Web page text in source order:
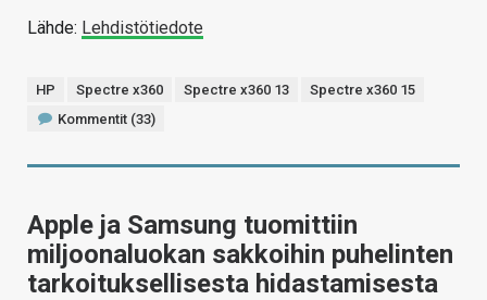
Lähde: Lehdistötiedote
HP Spectre x360 Spectre x360 13
Spectre x360 15
Kommentit (33)
Apple ja Samsung tuomittiin
miljoonaluokan sakkoihin puhelinten
tarkoituksellisesta hidastamisesta